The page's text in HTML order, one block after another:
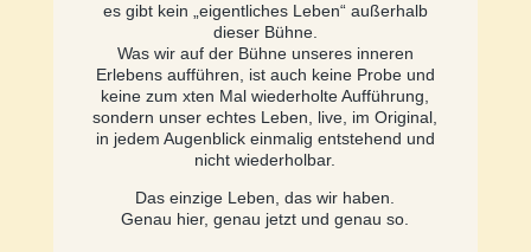
es gibt kein „eigentliches Leben“ außerhalb
dieser Bühne.
Was wir auf der Bühne unseres inneren
Erlebens aufführen, ist auch keine Probe und
keine zum xten Mal wiederholte Aufführung,
sondern unser echtes Leben, live, im Original,
in jedem Augenblick einmalig entstehend und
nicht wiederholbar.
Das einzige Leben, das wir haben.
Genau hier, genau jetzt und genau so.